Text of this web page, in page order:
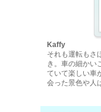
Kaffy
それも運転もさ
き。車の細かい
ていて楽しい車
会った景色や人